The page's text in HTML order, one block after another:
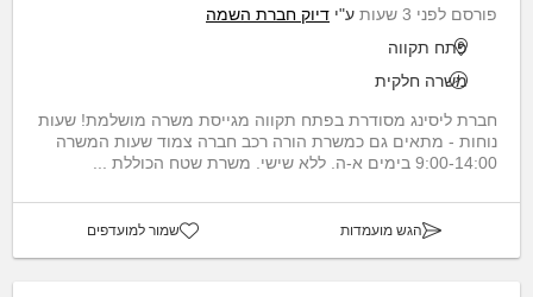
פורסם לפני 3 שעות ע"י דיוק חברת השמה
פתח תקווה
משרה חלקית
חברת ליסינג מסודרת בפתח תקווה מגייסת משרה מושלמת! שעות
נוחות - מתאים גם כמשרת הורה רכב חברה צמוד שעות המשרה
9:00-14:00 בימים א-ה. ללא שישי. משרת שטח הכוללת ...
הגש מועמדות שמור למועדפים